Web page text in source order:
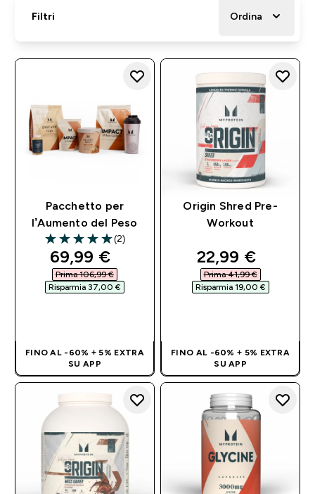
Filtri Ordina
Pacchetto per
l’Aumento del Peso
5 out of 5 stars
(2)
discounted price
69,99 €‎
Prima 106,99 €‎
Risparmia 37,00 €‎
FINO AL -60% + 5% EXTRA
SU APP
Origin Shred Pre-
Workout
discounted
22,99 €‎
Prima 41,99 €‎
Risparmia 19,00 €‎
FINO AL -60% + 5% EXTRA
SU APP